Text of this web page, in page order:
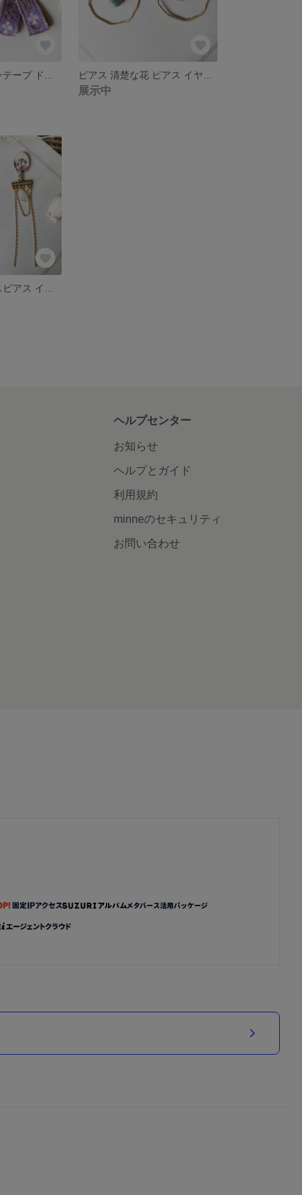
展示中
ヘルプセンター
お知らせ
ヘルプとガイド
利用規約
minneのセキュリティ
お問い合わせ